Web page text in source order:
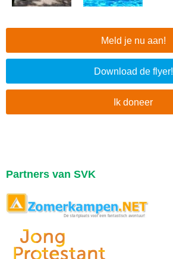
Meld je nu aan!
Download de flyer!
Ik doneer
Partners van SVK